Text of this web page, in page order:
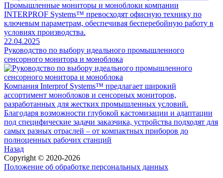
Промышленные мониторы и моноблоки компании
INTERPROF Systems™ превосходят офисную технику по
ключевым параметрам, обеспечивая бесперебойную работу в
условиях производства.
22.04.2025
Руководство по выбору идеального промышленного
сенсорного монитора и моноблока
Компания Interprof Systems™ предлагает широкий
ассортимент моноблоков и сенсорных мониторов,
разработанных для жестких промышленных условий.
Благодаря возможности глубокой кастомизации и адаптации
под специфические задачи заказчика, устройства подходят для
самых разных отраслей – от компактных приборов до
полноценных рабочих станций
Назад
Copyright © 2020-2026
Положение об обработке персональных данных